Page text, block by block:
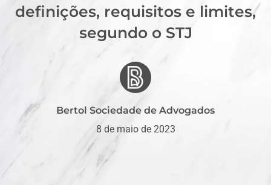
definições, requisitos e limites,
segundo o STJ
Bertol Sociedade de Advogados
8 de maio de 2023